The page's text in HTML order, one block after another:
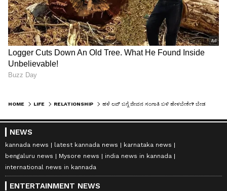
"ರಾಜಕೀಯ ಬೇಡ, ಸಿನಿಮಾನೇ ಪ್ರಾಣ":
ಕನಕೋತ್ಸವದಲ್ಲಿ ರಿಷಬ್ ಶೆಟ್ಟಿ | Rishab
Shetty speech | Suvarna News
ಶೇ.50 ರಿಂದ ಶೇ.18 ಕ್ಕೆ TAX ಇಳಿಕೆ: ಮೋದಿ-
ಟ್ರಂಪ್ ಐತಿಹಾಸಿಕ ಒಪ್ಪಂದ | India US
HOME LIFE RELATIONSHIP
NEWS
kannada news latest kannada news
karnataka news
bengaluru news
Mysore news
india news in kannada
international news in kannada
ENTERTAINMENT NEWS